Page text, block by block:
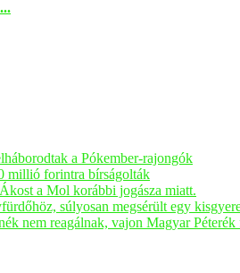
a Pókember-rajongók
millió forintra bírságolták
a Mol korábbi jogásza miatt.
súlyosan megsérült egy
nem reagálnak, vajon Magyar